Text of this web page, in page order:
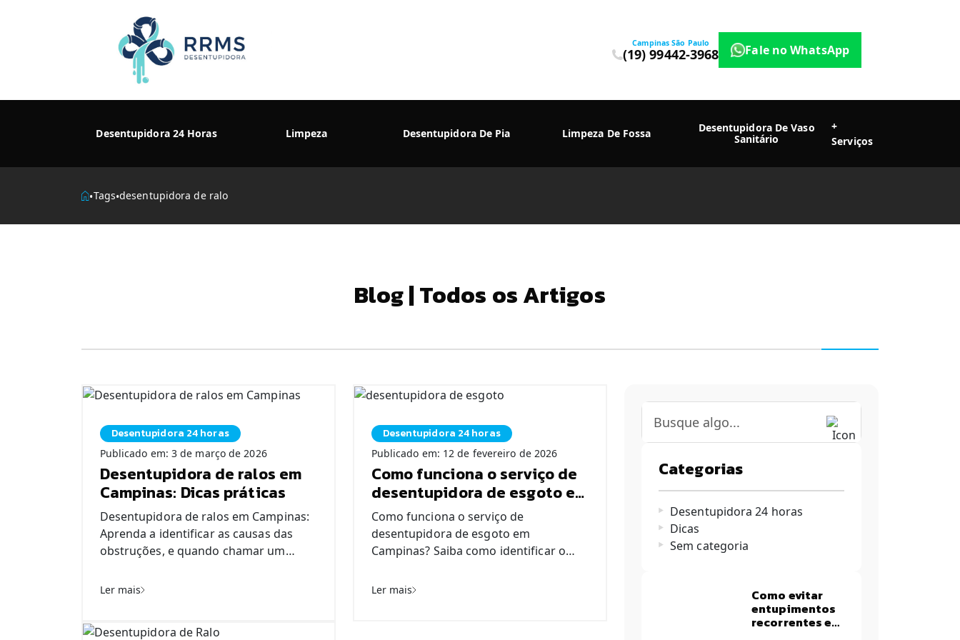
Campinas São Paulo
(19) 99442-3968 Fale no WhatsApp
Desentupidora 24 Horas Limpeza Desentupidora De Pia Limpeza De Fossa
Desentupidora De Vaso
Sanitário
+
Serviços
•Tags•desentupidora de ralo
Blog | Todos os Artigos
Desentupidora 24 horas
Publicado em: 3 de março de 2026
Desentupidora de ralos em
Campinas: Dicas práticas
Desentupidora de ralos em Campinas:
Aprenda a identificar as causas das
obstruções, e quando chamar um
escoamento perfeito. Ralos entupidos
cotidiano. Por exemplo, a água
Ler mais
Desentupidora 24 horas
Publicado em: 12 de fevereiro de 2026
Como funciona o serviço de
desentupidora de esgoto em
Campinas
Como funciona o serviço de
desentupidora de esgoto em
Campinas? Saiba como identificar o
necessários para evitar entupimentos
Ler mais
Categorias
Desentupidora 24 horas
Dicas
Sem categoria
Como evitar
entupimentos
recorrentes em